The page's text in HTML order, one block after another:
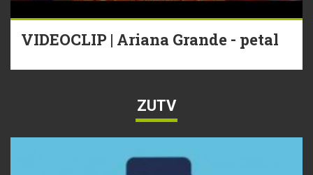
VIDEOCLIP | Ariana Grande - petal
ZUTV